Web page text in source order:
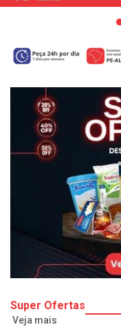
Super Ofertas
Veja mais